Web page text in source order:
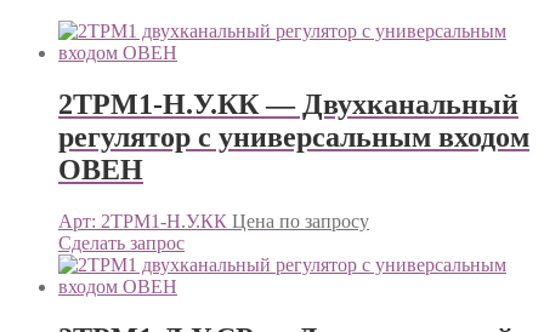
2ТРМ1-Н.У.КК — Двухканальный
регулятор с универсальным входом
ОВЕН
Арт: 2ТРМ1-Н.У.КК Цена по запросу
Сделать запрос